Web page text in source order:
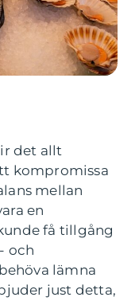
det allt
kompromissa
mellan
en
få tillgång
och
lämna
just detta,